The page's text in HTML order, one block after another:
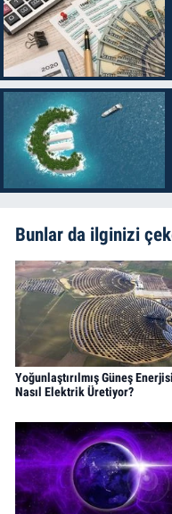
Bunlar da ilginizi
Yoğunlaştırılmış Güneş Enerjisi
Nasıl Elektrik Üretiyor?